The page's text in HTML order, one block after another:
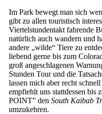
Im Park bewegt man sich
gibt zu allen touristisch
Viertelstundentakt fahrende
natürlich auch wandern und
andere „wilde“ Tiere zu
liebend gerne bis zum
groß angeschlagenen
Stunden Tour und die
lassen mich aber recht
empfiehlt uns stattdessen bis
POINT” den South Kaibab
umzukehren.